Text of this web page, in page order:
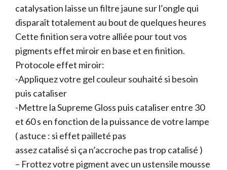
catalysation laisse un filtre jaune sur l’ongle qui
disparaît totalement au bout de quelques heures
Cette finition sera votre alliée pour tout vos
pigments effet miroir en base et en finition.
Protocole effet miroir:
-Appliquez votre gel couleur souhaité si besoin
puis cataliser
-Mettre la Supreme Gloss puis cataliser entre 30
et 60 s en fonction de la puissance de votre lampe
( astuce : si effet pailleté pas
assez catalisé si ça n’accroche pas trop catalisé )
– Frottez votre pigment avec un ustensile mousse